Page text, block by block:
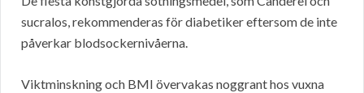
sucralos, rekommenderas för diabetiker eftersom de inte
påverkar blodsockernivåerna.
Viktminskning och BMI övervakas noggrant hos vuxna